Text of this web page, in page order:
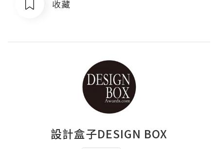
收藏
設計盒子DESIGN BOX